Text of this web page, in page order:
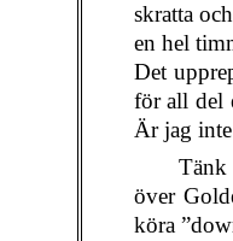
skratta
en hel
Det
för all del
Är jag
över
köra